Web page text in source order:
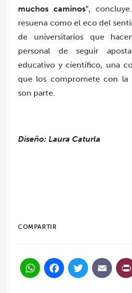
muchos caminos”,
resuena como el eco del
de universitarios que
personal de seguir
educativo y científico, una
que los compromete con la
son parte.
Diseño: Laura Caturla
COMPARTIR
WhatsApp